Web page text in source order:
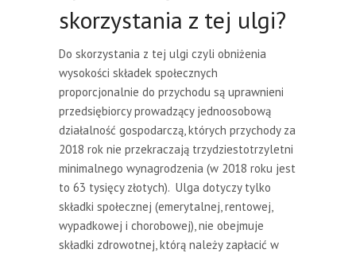
skorzystania z tej ulgi?
Do skorzystania z tej ulgi czyli obniżenia
wysokości składek społecznych
proporcjonalnie do przychodu są uprawnieni
przedsiębiorcy prowadzący jednoosobową
działalność gospodarczą, których przychody za
2018 rok nie przekraczają trzydziestotrzyletni
minimalnego wynagrodzenia (w 2018 roku jest
to 63 tysięcy złotych). Ulga dotyczy tylko
składki społecznej (emerytalnej, rentowej,
wypadkowej i chorobowej), nie obejmuje
składki zdrowotnej, którą należy zapłacić w